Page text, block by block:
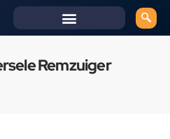
Remzuiger